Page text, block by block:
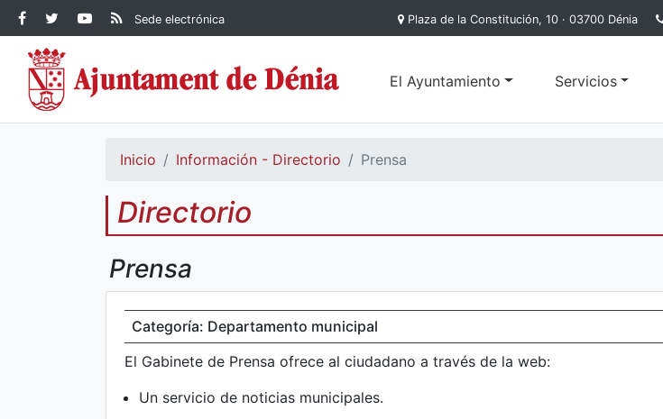
Contenido principal
Facebook Ayuntamiento de
Dénia
Ayuntamiento de Dénia
YouTube
Ayuntamiento de
RSS Actualidad
Ayuntamiento de
Sede electrónica Plaza de la Constitución, 10 · 03700 Dénia
El Ayuntamiento Servicios
Inicio Información - Directorio Prensa
Directorio
Prensa
Categoría: Departamento municipal
El Gabinete de Prensa ofrece al ciudadano a través de la web:
Un servicio de noticias municipales.